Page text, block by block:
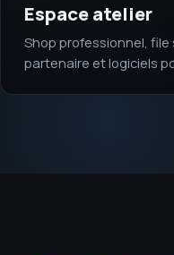
Espace atelier
Shop professionnel, file
partenaire et logiciels